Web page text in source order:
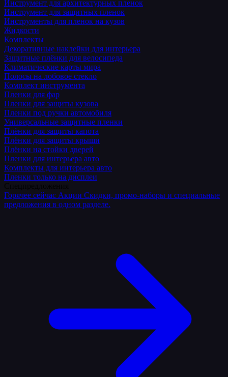
Инструмент для архитектурных пленок
Инструмент для защитных пленок
Инструменты для пленок на кузов
Жидкости
Комплекты
Декоративные наклейки для интерьера
Защитные плёнки для велосипеда
Климатические карты мира
Полосы на лобовое стекло
Комплект инструмента
Пленки для фар
Пленки для защиты кузова
Пленки под ручки автомобиля
Универсальные защитные пленки
Плёнки для защиты капота
Плёнки для защиты крыши
Плёнки на стойки дверей
Пленки для интерьера авто
Комплекты для интерьера авто
Пленки только на дисплеи
Горячее сейчас Акции Скидки, промо-наборы и специальные
предложения в одном разделе.